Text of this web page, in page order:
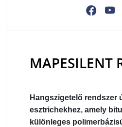
MAPESILENT
Hangszigetelő rendszer
esztrichekhez, amely
különleges